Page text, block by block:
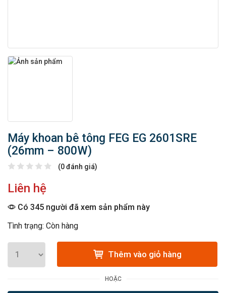
Máy khoan bê tông FEG EG 2601SRE
(26mm – 800W)
(0 đánh giá)
Liên hệ
Có 345 người đã xem sản phẩm này
Tình trạng: Còn hàng
Thêm vào giỏ hàng
HOẶC